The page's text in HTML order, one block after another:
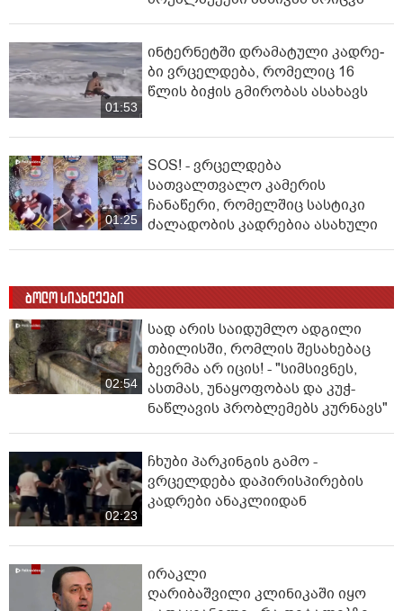
01:53
ინ­ტერ­ნეტ­ში დრა­მა­ტუ­ლი კად­რე­
ბი ვრცელდება, რომელიც 16
წლის ბიჭის გმირობას ასახავს
01:25
SOS! - ვრცელდება
სათვალთვალო კამერის
ჩანაწერი, რომელშიც სასტიკი
ძალადობის კადრებია ასახული
ბოლო სიახლეები
02:54
სად არის საიდუმლო ადგილი
თბილისში, რომლის შესახებაც
ბევრმა არ იცის! - "სიმსივნეს,
ასთმას, უნაყოფობას და კუჭ-
ნაწლავის პრობლემებს კურნავს"
02:23
ჩხუბი პარკინგის გამო -
ვრცელდება დაპირისპირების
კადრები ანაკლიიდან
ირაკლი
ღარიბაშვილი კლინიკაში იყო